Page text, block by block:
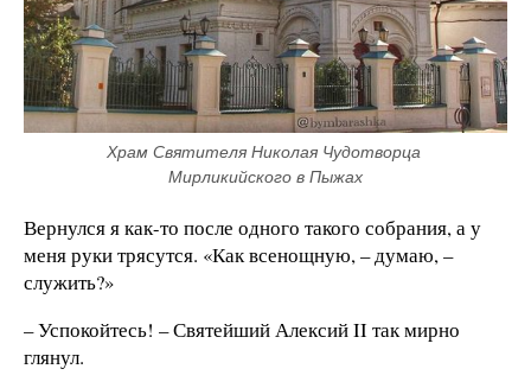
Храм Святителя Николая Чудотворца
Мирликийского в Пыжах
Вернулся я как-то после одного такого собрания, а у
меня руки трясутся. «Как всенощную, – думаю, –
служить?»
– Успокойтесь! – Святейший Алексий II так мирно
глянул.